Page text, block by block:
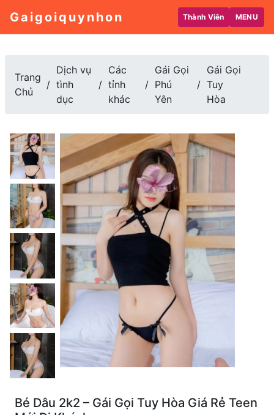
Gaigoiquynhon Thành Viên MENU
Trang
Chủ
Dịch vụ
tình
dục
Các
tỉnh
khác
Gái Gọi
Phú
Yên
Gái Gọi
Tuy
Hòa
Bé Dâu 2k2 – Gái Gọi Tuy Hòa Giá Rẻ Teen